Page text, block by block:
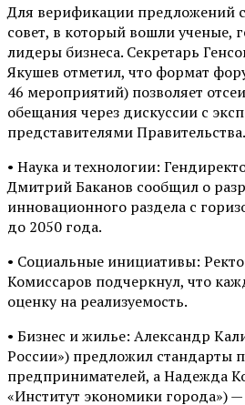
Для верификации предложений
совет, в который вошли ученые,
лидеры бизнеса. Секретарь
Якушев отметил, что формат
46 мероприятий) позволяет
обещания через дискуссии с
представителями Правительства.
• Наука и технологии:
Дмитрий Баканов сообщил о
инновационного раздела с
до 2050 года.
• Социальные инициативы:
Комиссаров подчеркнул, что
оценку на реализуемость.
• Бизнес и жилье: Александр
России») предложил стандарты
предпринимателей, а Надежда
«Институт экономики города»)